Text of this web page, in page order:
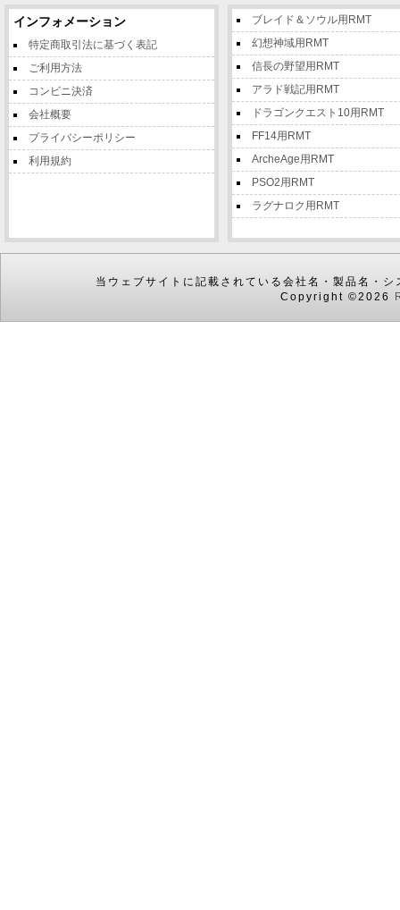
インフォメーション
特定商取引法に基づく表記
ご利用方法
コンビニ決済
会社概要
プライバシーポリシー
利用規約
ブレイド＆ソウル用RMT
幻想神域用RMT
信長の野望用RMT
アラド戦記用RMT
ドラゴンクエスト10用RMT
FF14用RMT
ArcheAge用RMT
PSO2用RMT
ラグナロク用RMT
当ウェブサイトに記載されている会社名・製品名・
Copyright ©2026